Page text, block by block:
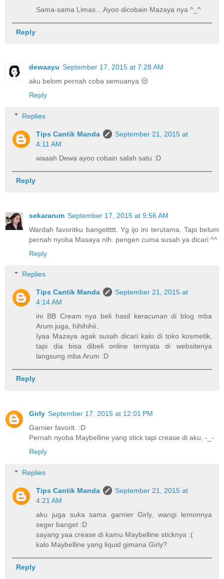
Sama-sama Limas... Ayoo dicobain Mazaya nya ^_^
Reply
dewaayu September 17, 2015 at 7:28 AM
aku belom pernah coba semuanya 😒
Reply
Replies
Tips Cantik Manda
September 21, 2015 at
4:11 AM
waaah Dewa ayoo cobain salah satu :D
Reply
sekararum September 17, 2015 at 9:56 AM
Wardah favoritku bangettttt. Yg ijo ini terutama. Tapi belum
pernah nyoba Masaya nih. pengen cuma susah ya dicari ^^
Reply
Replies
Tips Cantik Manda
September 21, 2015 at
4:14 AM
ini BB Cream nya beli hasil keracunan di blog mba
Arum juga, hihihihii..
Iyaa Mazaya agak susah dicari kalo di toko kosmetik,
tapi dia bisa dibeli online ternyata di websitenya
langsung mba Arum :D
Reply
Girly September 17, 2015 at 12:01 PM
Garnier favorit. :D
Pernah nyoba Maybelline yang stick tapi crease di aku. -_-
Reply
Replies
Tips Cantik Manda
September 21, 2015 at
4:21 AM
aku juga suka sama garnier Girly, wangi lemonnya
seger banget :D
sayang yaa crease di kamu Maybelline sticknya :(
kalo Maybelline yang liquid gimana Girly?
Reply